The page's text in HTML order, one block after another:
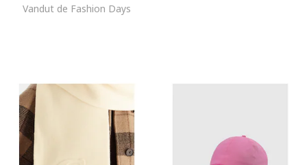
Vandut de Fashion Days